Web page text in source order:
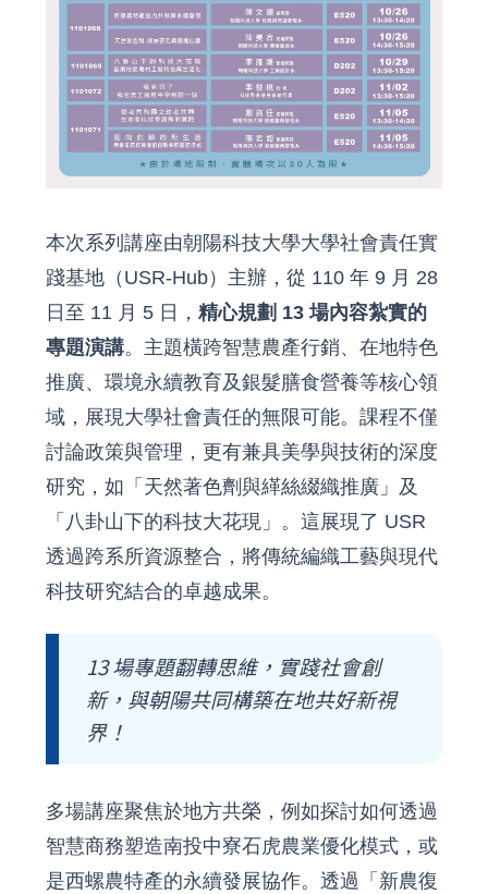
本次系列講座由朝陽科技大學大學社會責任實
踐基地（USR-Hub）主辦，從 110 年 9 月 28
日至 11 月 5 日， 精心規劃 13 場內容紮實的
專題演講。主題橫跨智慧農產行銷、在地特色
推廣、環境永續教育及銀髮膳食營養等核心領
域，展現大學社會責任的無限可能。課程不僅
討論政策與管理，更有兼具美學與技術的深度
研究，如「天然著色劑與緙絲綴織推廣」及
「八卦山下的科技大花現」。這展現了 USR
透過跨系所資源整合，將傳統編織工藝與現代
科技研究結合的卓越成果。
13 場專題翻轉思維，實踐社會創
新，與朝陽共同構築在地共好新視
界！
多場講座聚焦於地方共榮，例如探討如何透過
智慧商務塑造南投中寮石虎農業優化模式，或
是西螺農特產的永續發展協作。透過「新農復